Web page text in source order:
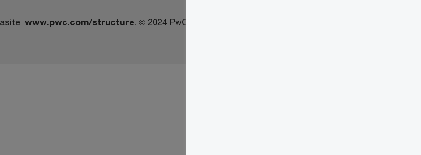
www.pwc.com/structure. © 2024 PwC. Visos teisės